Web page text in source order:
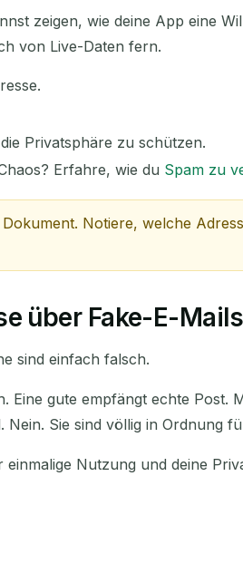
zeigen, wie deine App eine
von Live-Daten fern.
Privatsphäre zu schützen.
Erfahre, wie du Spam zu
Notiere, welche
über Fake-E-Mails
sind einfach falsch.
Eine gute empfängt echte
Nein. Sie sind völlig in Ordnung
Nutzung und deine